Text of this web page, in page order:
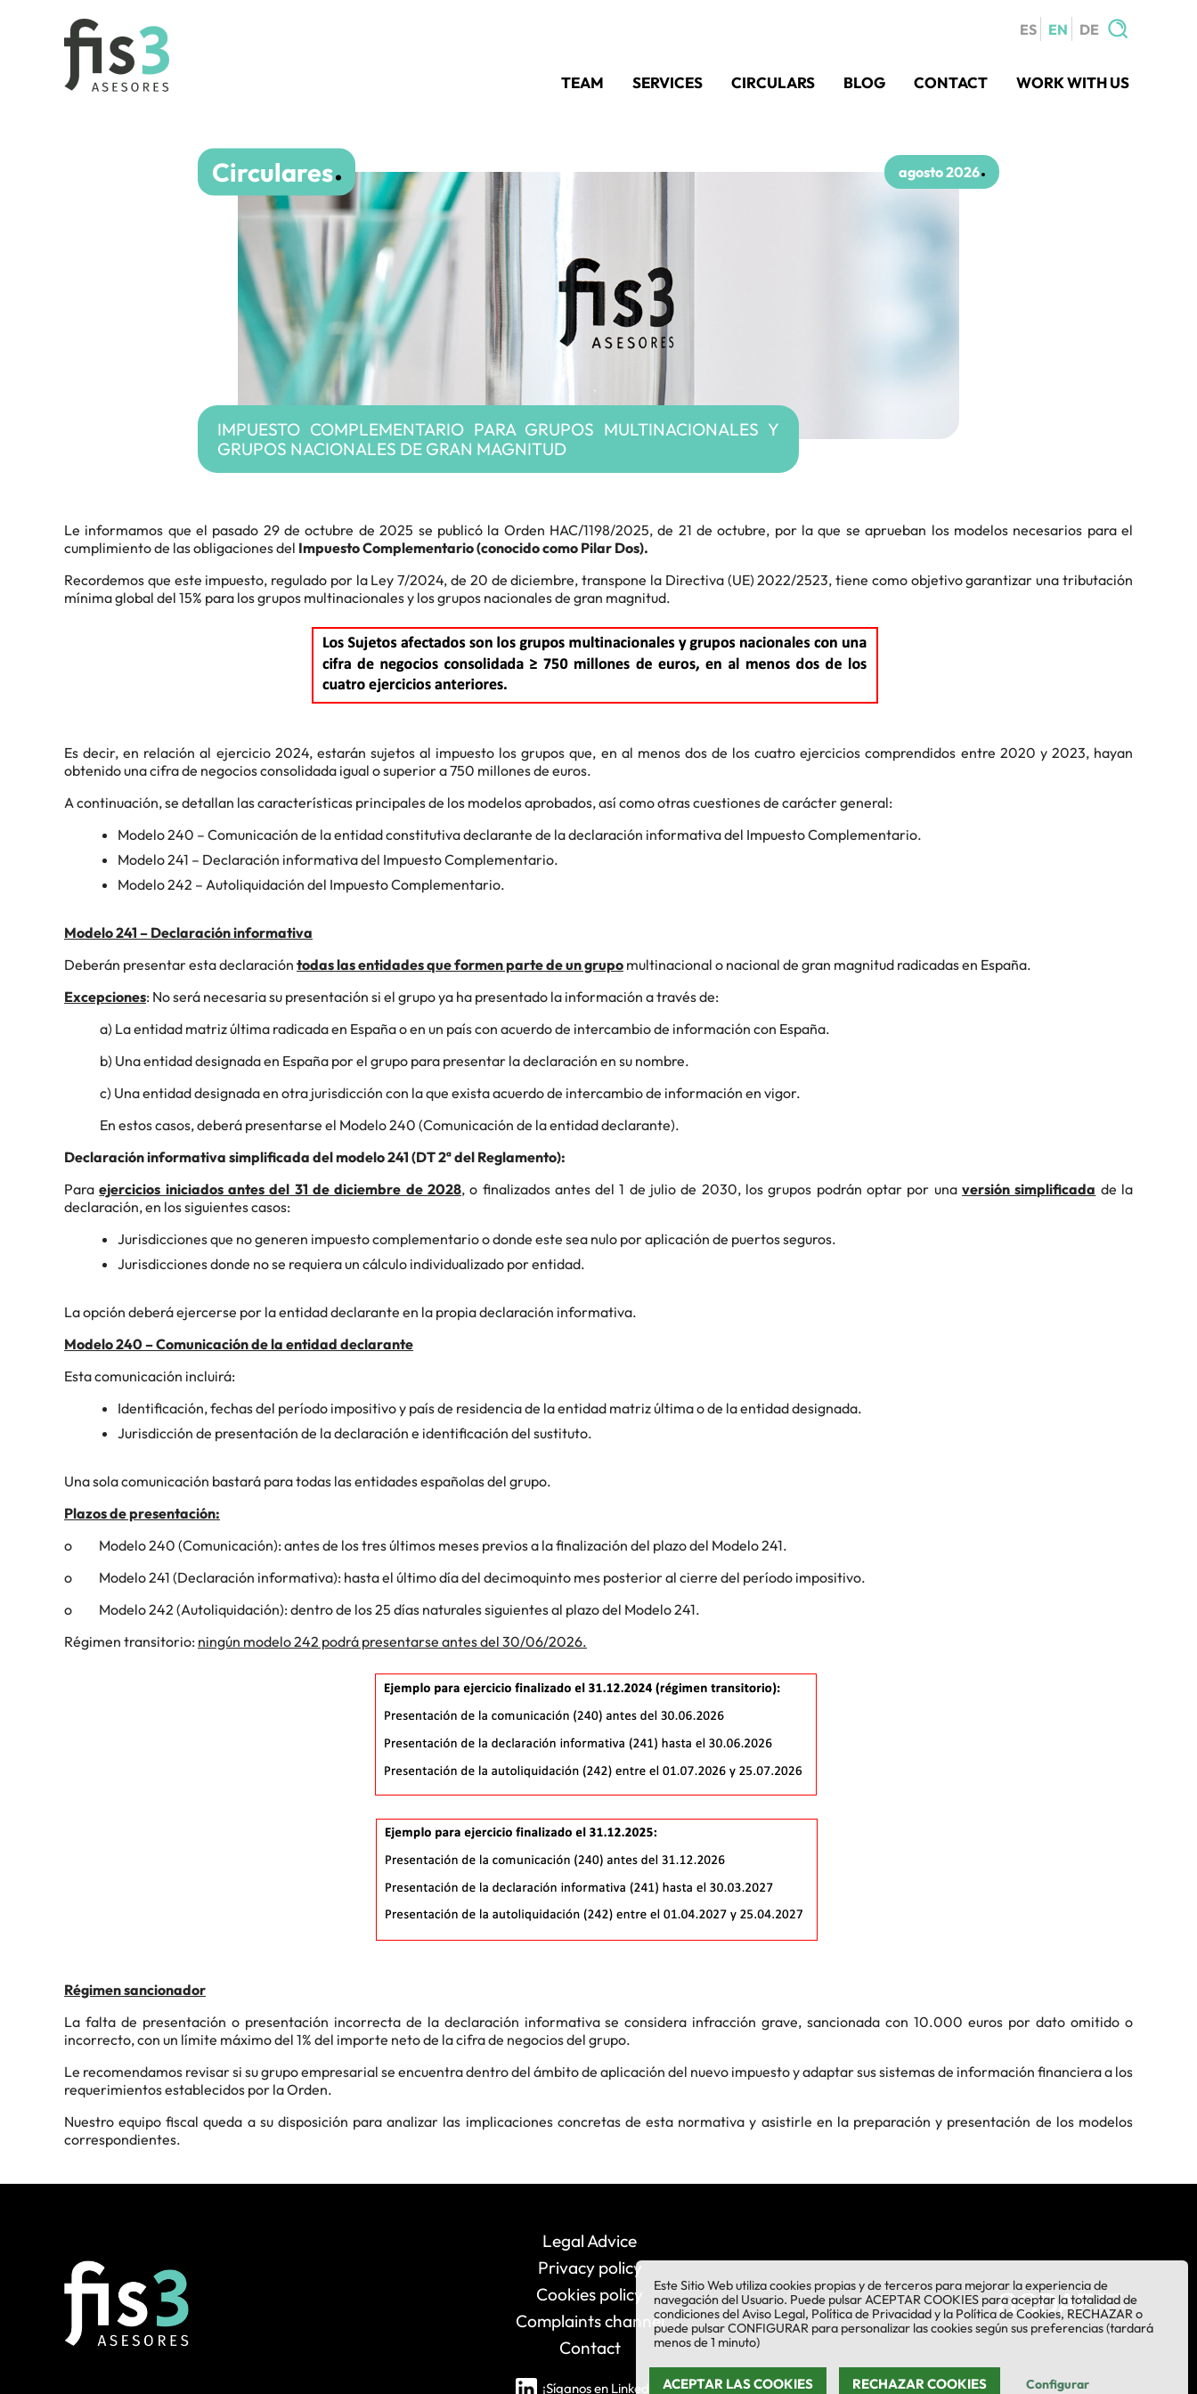
ES EN DE
for:
TEAM SERVICES CIRCULARS BLOG CONTACT WORK WITH US
Circulares agosto 2026
IMPUESTO COMPLEMENTARIO PARA GRUPOS MULTINACIONALES Y
GRUPOS NACIONALES DE GRAN MAGNITUD
Le informamos que el pasado 29 de octubre de 2025 se publicó la Orden HAC/1198/2025, de 21 de octubre, por la que se aprueban los modelos necesarios para el
cumplimiento de las obligaciones del Impuesto Complementario (conocido como Pilar Dos).
Recordemos que este impuesto, regulado por la Ley 7/2024, de 20 de diciembre, transpone la Directiva (UE) 2022/2523, tiene como objetivo garantizar una tributación
mínima global del 15% para los grupos multinacionales y los grupos nacionales de gran magnitud.
Es decir, en relación al ejercicio 2024, estarán sujetos al impuesto los grupos que, en al menos dos de los cuatro ejercicios comprendidos entre 2020 y 2023, hayan
obtenido una cifra de negocios consolidada igual o superior a 750 millones de euros.
A continuación, se detallan las características principales de los modelos aprobados, así como otras cuestiones de carácter general:
Modelo 240 – Comunicación de la entidad constitutiva declarante de la declaración informativa del Impuesto Complementario.
Modelo 241 – Declaración informativa del Impuesto Complementario.
Modelo 242 – Autoliquidación del Impuesto Complementario.
Modelo 241 – Declaración informativa
Deberán presentar esta declaración todas las entidades que formen parte de un grupomultinacional o nacional de gran magnitud radicadas en España.
Excepciones: No será necesaria su presentación si el grupo ya ha presentado la información a través de:
a) La entidad matriz última radicada en España o en un país con acuerdo de intercambio de información con España.
b) Una entidad designada en España por el grupo para presentar la declaración en su nombre.
c) Una entidad designada en otra jurisdicción con la que exista acuerdo de intercambio de información en vigor.
En estos casos, deberá presentarse el Modelo 240 (Comunicación de la entidad declarante).
Declaración informativa simplificada del modelo 241 (DT 2ª del Reglamento):
Paraejercicios iniciados antes del 31 de diciembre de 2028, o finalizados antes del 1 de julio de 2030, los grupos podrán optar por unaversión simplificada de la
declaración, en los siguientes casos:
Jurisdicciones que no generen impuesto complementario o donde este sea nulo por aplicación de puertos seguros.
Jurisdicciones donde no se requiera un cálculo individualizado por entidad.
La opción deberá ejercerse por la entidad declarante en la propia declaración informativa.
Modelo 240 – Comunicación de la entidad declarante
Esta comunicación incluirá:
Identificación, fechas del período impositivo y país de residencia de la entidad matriz última o de la entidad designada.
Jurisdicción de presentación de la declaración e identificación del sustituto.
Una sola comunicación bastará para todas las entidades españolas del grupo.
Plazos de presentación:
o Modelo 240 (Comunicación): antes de los tres últimos meses previos a la finalización del plazo del Modelo 241.
o Modelo 241 (Declaración informativa): hasta el último día del decimoquinto mes posterior al cierre del período impositivo.
o Modelo 242 (Autoliquidación): dentro de los 25 días naturales siguientes al plazo del Modelo 241.
Régimen transitorio: ningún modelo 242 podrá presentarse antes del 30/06/2026.
Régimen sancionador
La falta de presentación o presentación incorrecta de la declaración informativa se considera infracción grave, sancionada con 10.000 euros por dato omitido o
incorrecto, con un límite máximo del 1% del importe neto de la cifra de negocios del grupo.
Le recomendamos revisar si su grupo empresarial se encuentra dentro del ámbito de aplicación del nuevo impuesto y adaptar sus sistemas de información financiera a los
requerimientos establecidos por la Orden.
Nuestro equipo fiscal queda a su disposición para analizar las implicaciones concretas de esta normativa y asistirle en la preparación y presentación de los modelos
correspondientes.
Legal Advice
Privacy policy
Cookies policy
Complaints channel
Contact
¡Síganos en LinkedIn!
Este Sitio Web utiliza cookies propias y de terceros para mejorar la experiencia de
navegación del Usuario. Puede pulsar ACEPTAR COOKIES para aceptar la totalidad de
condiciones del Aviso Legal, Política de Privacidad y la Política de Cookies, RECHAZAR o
puede pulsar CONFIGURAR para personalizar las cookies según sus preferencias (tardará
menos de 1 minuto)
ACEPTAR LAS COOKIES RECHAZAR COOKIES Configurar